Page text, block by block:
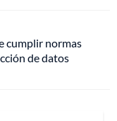
cumplir normas
de datos